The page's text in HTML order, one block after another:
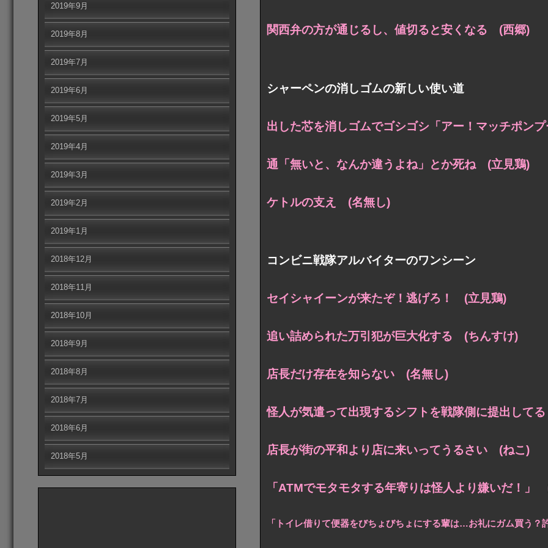
関西弁の方が通じるし、 値切ると安くなる (西郷)
シャーペンの消しゴムの新しい使い道
出した芯を消しゴムでゴシゴシ 「アー！マッチポン
通「無いと、なんか違うよね」とか死ね (立見鶏)
ケトルの支え (名無し)
コンビニ戦隊アルバイターのワンシーン
セイシャイーンが来たぞ！逃げろ！ (立見鶏)
追い詰められた万引犯が巨大化する (ちんすけ)
店長だけ存在を知らない (名無し)
怪人が気遣って出現するシフトを戦隊側に提出して
店長が街の平和より店に来いってうるさい (ねこ)
「ATMでモタモタする年寄りは怪人より嫌いだ！」
「トイレ借りて便器をびちょびちょにする輩は…お礼にガム買う
2019年9月
2019年8月
2019年7月
2019年6月
2019年5月
2019年4月
2019年3月
2019年2月
2019年1月
2018年12月
2018年11月
2018年10月
2018年9月
2018年8月
2018年7月
2018年6月
2018年5月